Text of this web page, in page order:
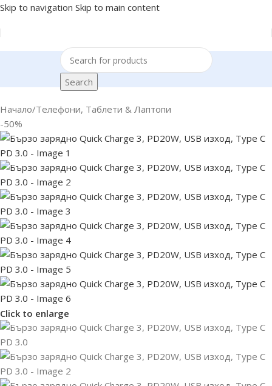
Skip to navigation Skip to main content
Search
Начало/Телефони, Таблети & Лаптопи
-50%
Click to enlarge